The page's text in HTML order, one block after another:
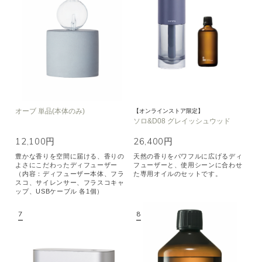
オーブ 単品(本体のみ)
12,100円
豊かな香りを空間に届ける、香りの
よさにこだわったディフューザー
（内容：ディフューザー本体、フラ
スコ、サイレンサー、フラスコキャ
ップ、USBケーブル 各1個）
【オンラインストア限定】
ソロ&D08 グレイッシュウッド
26,400円
天然の香りをパワフルに広げるディ
フューザーと、使用シーンに合わせ
た専用オイルのセットです。